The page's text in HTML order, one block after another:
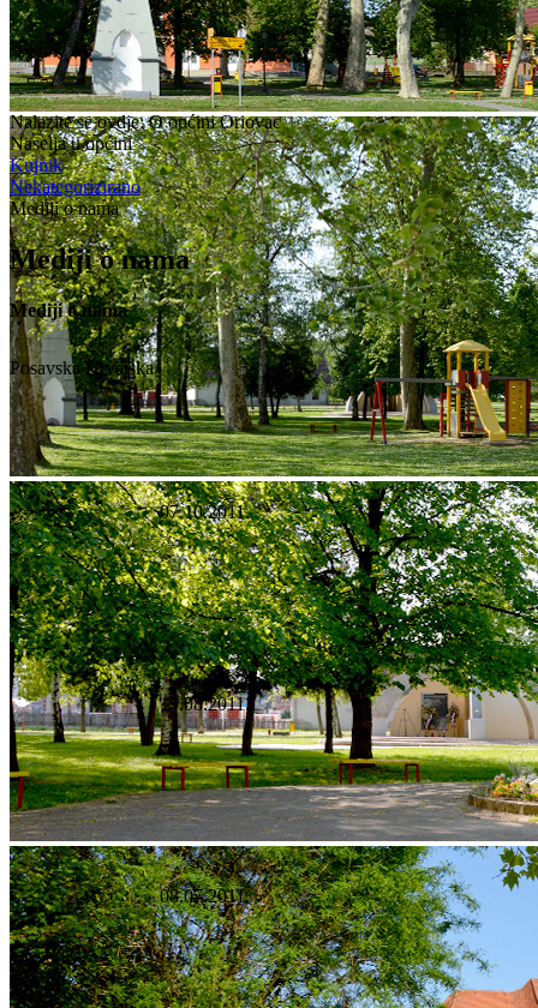
Nalazite se ovdje:O općini Oriovac
Naselja u općini
Kujnik
Nekategorizirano
Mediji o nama
Mediji o nama
Mediji o nama
Posavska Hrvatska
07.10.2011.
19.08.2011.
08.07.2011.